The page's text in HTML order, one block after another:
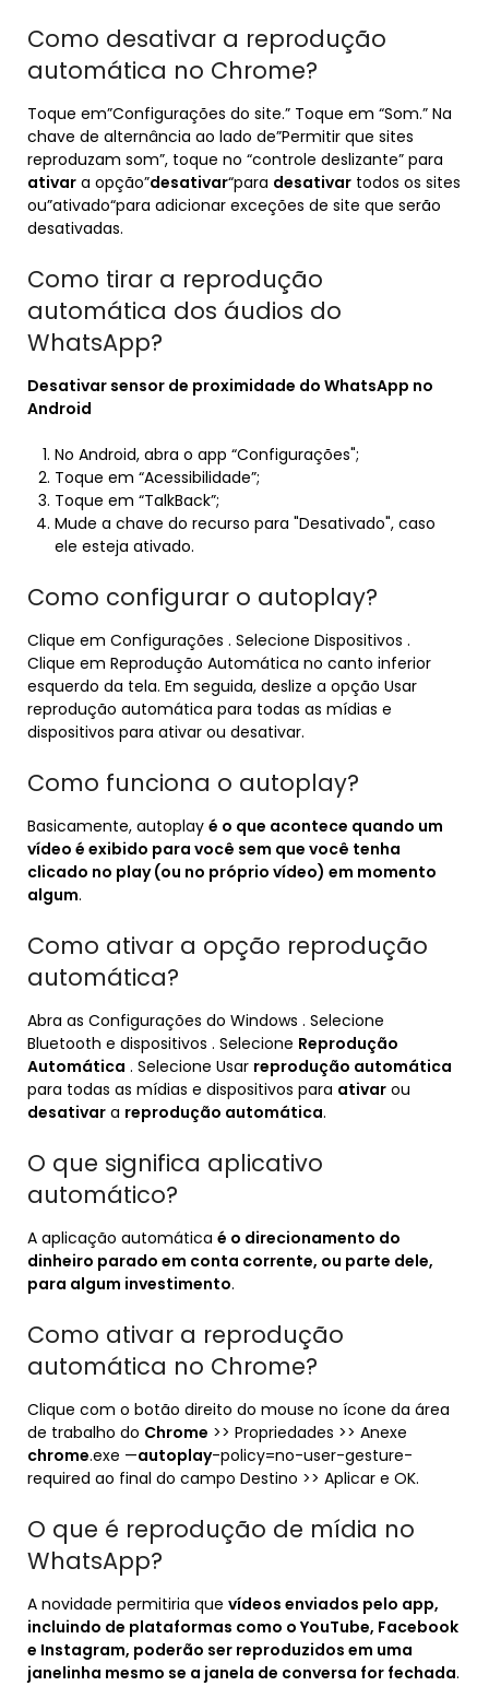
Como desativar a reprodução
automática no Chrome?
Toque em”Configurações do site.” Toque em “Som.” Na
chave de alternância ao lado de”Permitir que sites
reproduzam som”, toque no “controle deslizante” para
ativar a opção”desativar“para desativar todos os sites
ou”ativado“para adicionar exceções de site que serão
desativadas.
Como tirar a reprodução
automática dos áudios do
WhatsApp?
Desativar sensor de proximidade do WhatsApp no
Android
No Android, abra o app “Configurações";
Toque em “Acessibilidade”;
Toque em “TalkBack”;
Mude a chave do recurso para "Desativado", caso
ele esteja ativado.
Como configurar o autoplay?
Clique em Configurações . Selecione Dispositivos .
Clique em Reprodução Automática no canto inferior
esquerdo da tela. Em seguida, deslize a opção Usar
reprodução automática para todas as mídias e
dispositivos para ativar ou desativar.
Como funciona o autoplay?
Basicamente, autoplay é o que acontece quando um
vídeo é exibido para você sem que você tenha
clicado no play (ou no próprio vídeo) em momento
algum.
Como ativar a opção reprodução
automática?
Abra as Configurações do Windows . Selecione
Bluetooth e dispositivos . Selecione Reprodução
Automática . Selecione Usar reprodução automática
para todas as mídias e dispositivos para ativar ou
desativar a reprodução automática.
O que significa aplicativo
automático?
A aplicação automática é o direcionamento do
dinheiro parado em conta corrente, ou parte dele,
para algum investimento.
Como ativar a reprodução
automática no Chrome?
Clique com o botão direito do mouse no ícone da área
de trabalho do Chrome >> Propriedades >> Anexe
chrome.exe —autoplay-policy=no-user-gesture-
required ao final do campo Destino >> Aplicar e OK.
O que é reprodução de mídia no
WhatsApp?
A novidade permitiria que vídeos enviados pelo app,
incluindo de plataformas como o YouTube, Facebook
e Instagram, poderão ser reproduzidos em uma
janelinha mesmo se a janela de conversa for fechada.